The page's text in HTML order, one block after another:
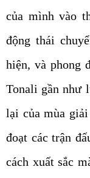
của mình vào
động thái
hiện, và phong
Tonali gần như
lại của mùa
đoạt các trận
cách xuất sắc